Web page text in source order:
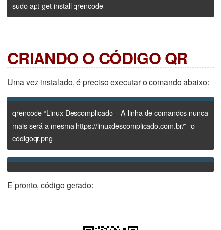
sudo apt-get install qrencode
CRIANDO O CÓDIGO QR
Uma vez instalado, é preciso executar o comando abaixo:
qrencode “Linux Descomplicado – A linha de comandos nunca
mais será a mesma https://linuxdescomplicado.com.br/” -o
codigoqr.png
E pronto, código gerado: